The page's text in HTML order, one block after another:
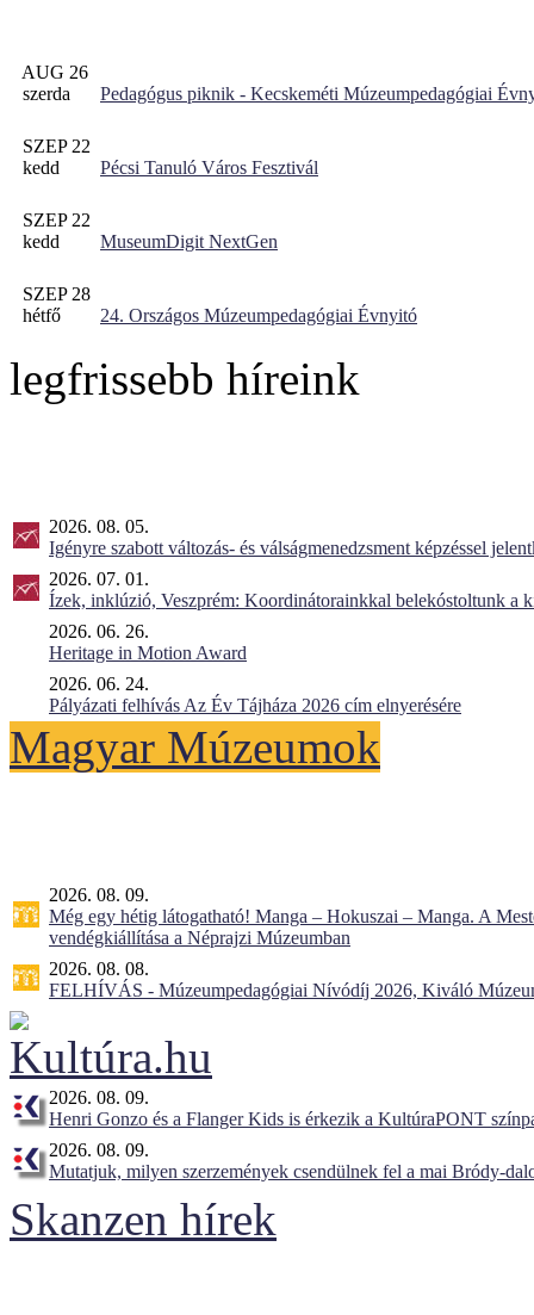
AUG 26
szerda
Pedagógus piknik - Kecskeméti Múzeumpedagógiai
SZEP 22
kedd
Pécsi Tanuló Város Fesztivál
SZEP 22
kedd
MuseumDigit NextGen
SZEP 28
hétfő
24. Országos Múzeumpedagógiai Évnyitó
legfrissebb híreink
2026. 08. 05.
Igényre szabott változás- és válságmenedzsment képzéssel
2026. 07. 01.
Ízek, inklúzió, Veszprém: Koordinátorainkkal belekóstoltunk a
2026. 06. 26.
Heritage in Motion Award
2026. 06. 24.
Pályázati felhívás Az Év Tájháza 2026 cím elnyerésére
Magyar Múzeumok
2026. 08. 09.
Még egy hétig látogatható! Manga – Hokuszai – Manga. A
vendégkiállítása a Néprajzi Múzeumban
2026. 08. 08.
FELHÍVÁS - Múzeumpedagógiai Nívódíj 2026, Kiváló
2026. 08. 09.
Henri Gonzo és a Flanger Kids is érkezik a KultúraPONT
2026. 08. 09.
Mutatjuk, milyen szerzemények csendülnek fel a mai Bródy-
Skanzen hírek